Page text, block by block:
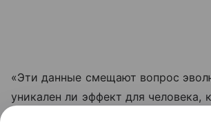
«Эти данные смещают вопрос
уникален ли эффект для человека,